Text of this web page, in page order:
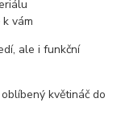
vám
ale i funkční
květináč do